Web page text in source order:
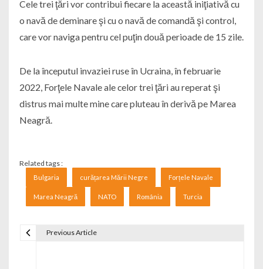
Cele trei ţări vor contribui fiecare la această iniţiativă cu
o navă de deminare şi cu o navă de comandă şi control,
care vor naviga pentru cel puţin două perioade de 15 zile.
De la începutul invaziei ruse în Ucraina, în februarie
2022, Forţele Navale ale celor trei ţări au reperat şi
distrus mai multe mine care pluteau în derivă pe Marea
Neagră.
Related tags :
Bulgaria curățarea Mării Negre Forțele Navale
Marea Neagră NATO România Turcia
Previous Article